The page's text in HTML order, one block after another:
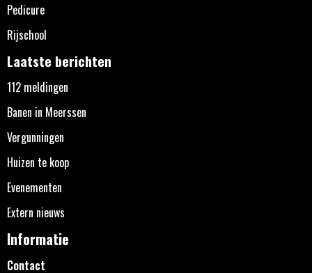
Pedicure
Rijschool
Laatste berichten
112 meldingen
Banen in Meerssen
Vergunningen
Huizen te koop
Evenementen
Extern nieuws
Informatie
Contact